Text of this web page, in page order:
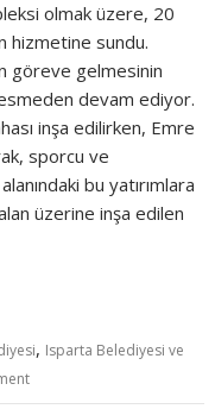
olmak üzere, 20
hizmetine sundu.
göreve gelmesinin
devam ediyor.
inşa edilirken, Emre
sporcu ve
bu yatırımlara
üzerine inşa edilen
, Isparta Belediyesi ve